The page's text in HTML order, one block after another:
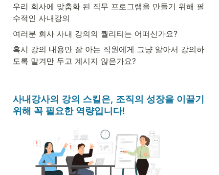
우리 회사에 맞춤화 된 직무 프로그램을 만들기 위해 필
수적인 사내강의
여러분 회사 사내 강의의 퀄리티는 어떠신가요?
혹시 강의 내용만 잘 아는 직원에게 그냥 알아서 강의하
도록 맡겨만 두고 계시지 않은가요?
사내강사의 강의 스킬은, 조직의 성장을 이끌기
위해 꼭 필요한 역량입니다!